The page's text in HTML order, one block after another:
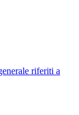
riferiti a